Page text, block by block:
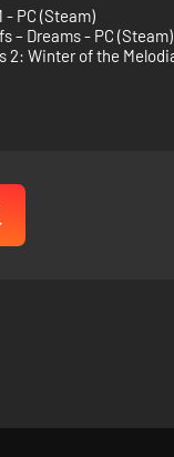
- PC (Steam)
– Dreams - PC (Steam)